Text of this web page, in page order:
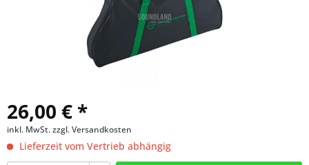
26,00 € *
inkl. MwSt.zzgl. Versandkosten
Lieferzeit vom Vertrieb abhängig